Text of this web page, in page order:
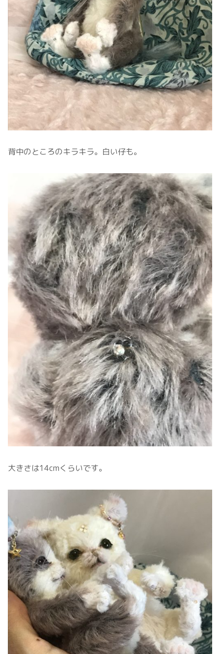
背中のところのキラキラ。白い仔も。
大きさは14cmくらいです。